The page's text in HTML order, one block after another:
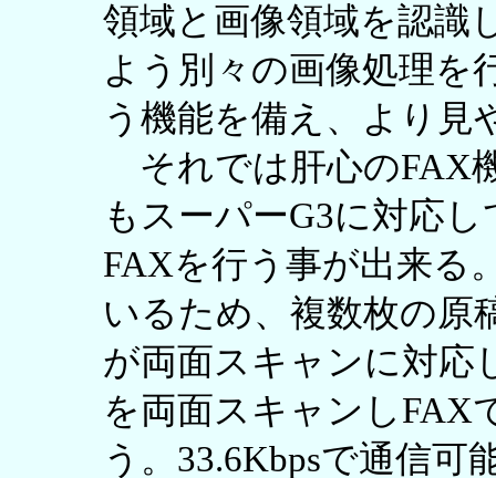
領域と画像領域を認識
よう別々の画像処理を
う機能を備え、より見
それでは肝心のFAX
もスーパーG3に対応
FAXを行う事が出来る
いるため、複数枚の原
が両面スキャンに対応
を両面スキャンしFAX
う。33.6Kbpsで通信可